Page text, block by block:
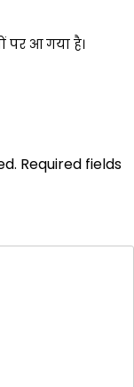
आ गया है।
Required fields